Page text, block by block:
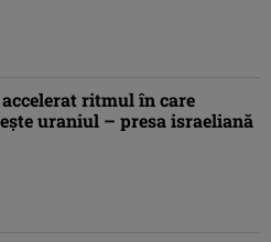
ritmul în care
uraniul – presa israeliană